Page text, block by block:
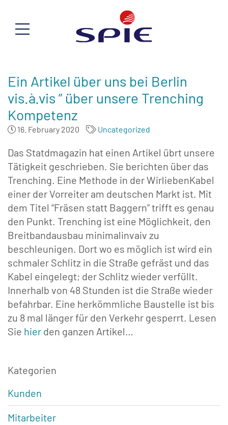
Ein Artikel über uns bei Berlin
vis.à.vis ” über unsere Trenching
Kompetenz
16. February 2020 Uncategorized
Das Statdmagazin hat einen Artikel übrt unsere
Tätigkeit geschrieben. Sie berichten über das
Trenching. Eine Methode in der WirliebenKabel
einer der Vorreiter am deutschen Markt ist. Mit
dem Titel “Fräsen statt Baggern” trifft es genau
den Punkt. Trenching ist eine Möglichkeit, den
Breitbandausbau minimalinvaiv zu
beschleunigen. Dort wo es möglich ist wird ein
schmaler Schlitz in die Straße gefräst und das
Kabel eingelegt; der Schlitz wieder verfüllt.
Innerhalb von 48 Stunden ist die Straße wieder
befahrbar. Eine herkömmliche Baustelle ist bis
zu 8 mal länger für den Verkehr gesperrt. Lesen
Sie hier den ganzen Artikel…
Kategorien
Kunden
Mitarbeiter